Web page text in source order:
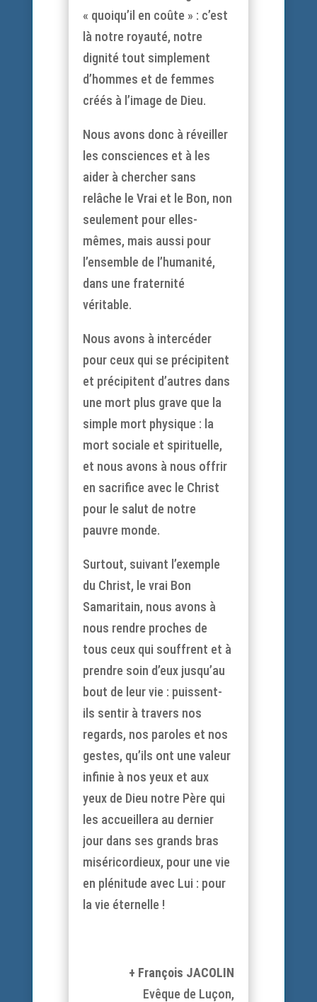
« quoiqu’il en coûte » : c’est
là notre royauté, notre
dignité tout simplement
d’hommes et de femmes
créés à l’image de Dieu.
Nous avons donc à réveiller
les consciences et à les
aider à chercher sans
relâche le Vrai et le Bon, non
seulement pour elles-
mêmes, mais aussi pour
l’ensemble de l’humanité,
dans une fraternité
véritable.
Nous avons à intercéder
pour ceux qui se précipitent
et précipitent d’autres dans
une mort plus grave que la
simple mort physique : la
mort sociale et spirituelle,
et nous avons à nous offrir
en sacrifice avec le Christ
pour le salut de notre
pauvre monde.
Surtout, suivant l’exemple
du Christ, le vrai Bon
Samaritain, nous avons à
nous rendre proches de
tous ceux qui souffrent et à
prendre soin d’eux jusqu’au
bout de leur vie : puissent-
ils sentir à travers nos
regards, nos paroles et nos
gestes, qu’ils ont une valeur
infinie à nos yeux et aux
yeux de Dieu notre Père qui
les accueillera au dernier
jour dans ses grands bras
miséricordieux, pour une vie
en plénitude avec Lui : pour
la vie éternelle !
+ François JACOLIN
Evêque de Luçon,